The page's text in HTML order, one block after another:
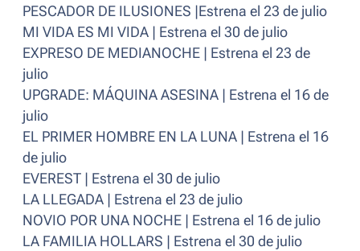
PESCADOR DE ILUSIONES |Estrena el 23 de julio
MI VIDA ES MI VIDA | Estrena el 30 de julio
EXPRESO DE MEDIANOCHE | Estrena el 23 de
julio
UPGRADE: MÁQUINA ASESINA | Estrena el 16 de
julio
EL PRIMER HOMBRE EN LA LUNA | Estrena el 16
de julio
EVEREST | Estrena el 30 de julio
LA LLEGADA | Estrena el 23 de julio
NOVIO POR UNA NOCHE | Estrena el 16 de julio
LA FAMILIA HOLLARS | Estrena el 30 de julio